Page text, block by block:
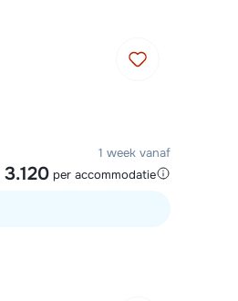
1 week vanaf
per accommodatie